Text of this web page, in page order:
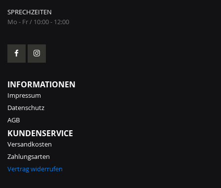
SPRECHZEITEN
Mo - Fr / 10:00 - 12:00
INFORMATIONEN
Impressum
Datenschutz
AGB
KUNDENSERVICE
Versandkosten
Zahlungsarten
Vertrag widerrufen